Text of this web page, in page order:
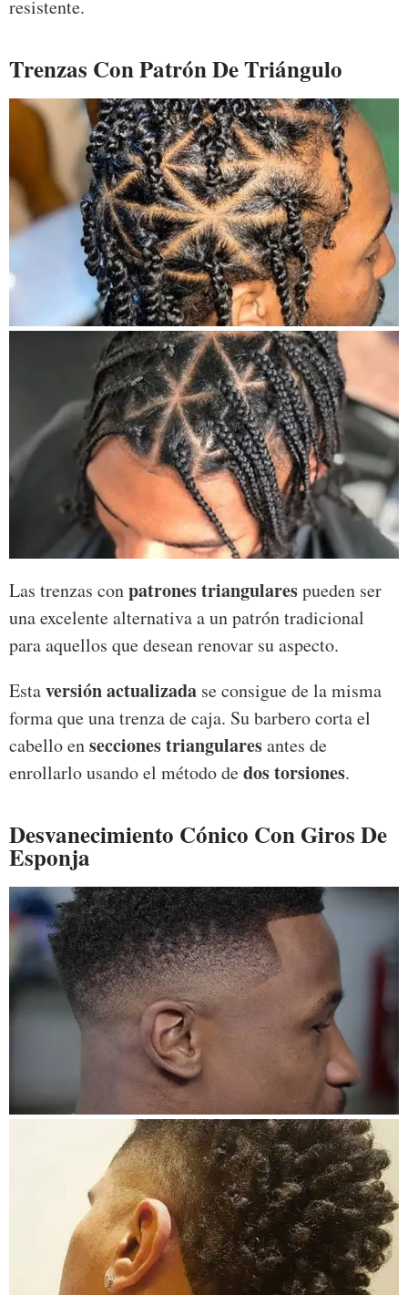
resistente.
Trenzas Con Patrón De Triángulo
Las trenzas conpatrones triangularespueden ser
una excelente alternativa a un patrón tradicional
para aquellos que desean renovar su aspecto.
Estaversión actualizada se consigue de la misma
forma que una trenza de caja. Su barbero corta el
cabello ensecciones triangularesantes de
enrollarlo usando el método dedos torsiones.
Desvanecimiento Cónico Con Giros De
Esponja